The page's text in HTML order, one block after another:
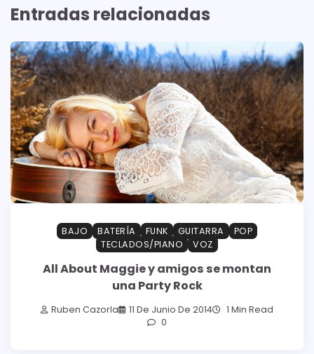
Entradas relacionadas
BAJO BATERÍA FUNK GUITARRA
POP
TECLADOS/PIANO
VOZ
All About Maggie y amigos se montan
una Party Rock
Ruben Cazorla 11 De Junio De 2014
1 Min Read
0